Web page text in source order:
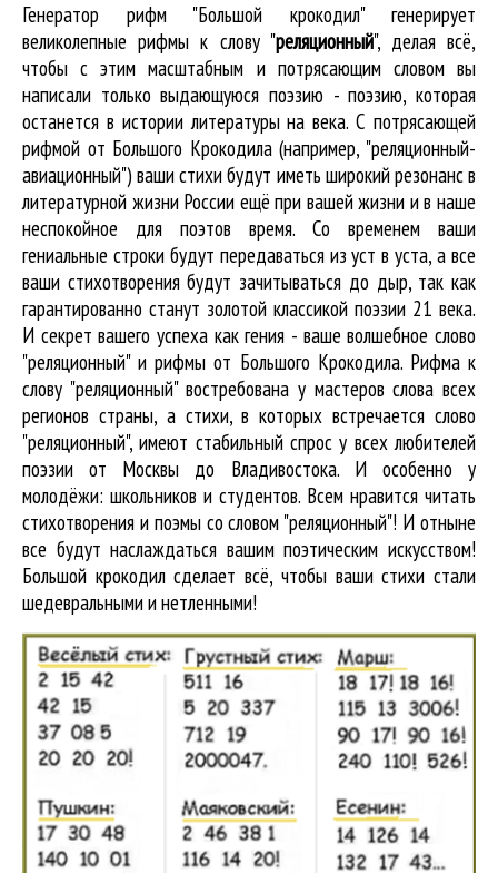
Генератор рифм "Большой крокодил" генерирует
великолепныерифмы к слову "реляционный", делая всё,
чтобы с этим масштабным и потрясающим словом вы
написали только выдающуюся поэзию - поэзию, которая
останется в истории литературы на века. С потрясающей
рифмой от Большого Крокодила (например, "реляционный-
авиационный") ваши стихи будут иметь широкий резонанс в
литературной жизни России ещё при вашей жизни и в наше
неспокойное для поэтов время. Со временем ваши
гениальные строки будут передаваться из уст в уста, а все
ваши стихотворения будут зачитываться до дыр, так как
гарантированно станут золотой классикой поэзии 21 века.
И секрет вашего успеха как гения - ваше волшебное слово
"реляционный" и рифмы от Большого Крокодила. Рифма к
слову "реляционный" востребована у мастеров слова всех
регионов страны, а стихи, в которых встречается слово
"реляционный", имеют стабильный спрос у всех любителей
поэзии от Москвы до Владивостока. И особенно у
молодёжи: школьников и студентов. Всем нравится читать
стихотворения и поэмы со словом "реляционный"! И отныне
все будут наслаждаться вашим поэтическим искусством!
Большой крокодил cделает всё, чтобы ваши стихи стали
шедевральными и нетленными!